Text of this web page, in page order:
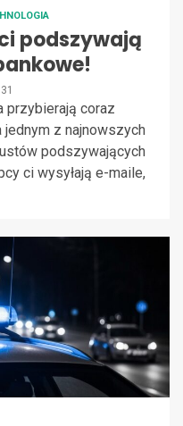
podszywają
31
przybierają coraz
z najnowszych
podszywających
ci wysyłają e-maile,